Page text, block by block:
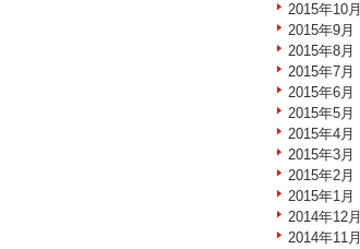
2015年10月
2015年9月
2015年8月
2015年7月
2015年6月
2015年5月
2015年4月
2015年3月
2015年2月
2015年1月
2014年12月
2014年11月